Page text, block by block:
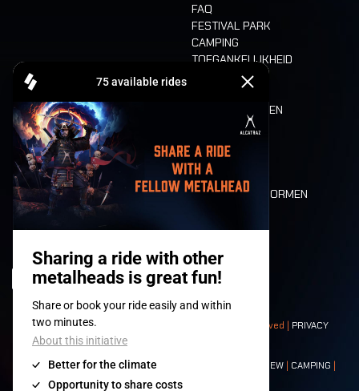
FAQ
FESTIVAL PARK
CAMPING
TOEGANKELIJKHEID
CASHLESS
ETEN EN DRINKEN
MOBILITEIT
LONE WOLVES
PLATTEGROND
DEATH RIDE
WAARDEN EN NORMEN
HISTORIEK
© 2008-2026- Apache Productions VZW – All rights reserved | PRIVACY
POLICY|ALGEMENE VOORWAARDEN
Contact:GENERAL| PARTNERSHIPS CREW | CAMPING |
NEIGHBOURS